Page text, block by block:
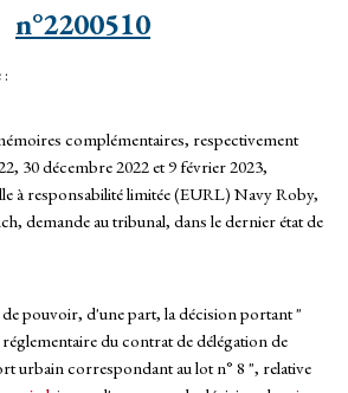
n°2200510
complémentaires, respectivement
30 décembre 2022 et 9 février 2023,
à responsabilité limitée (EURL) Navy Roby,
demande au tribunal, dans le dernier état de
pouvoir, d'une part, la décision portant "
du contrat de délégation de
urbain correspondant au lot n° 8 ", relative